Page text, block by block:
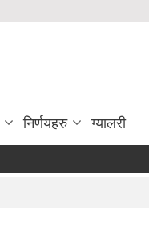
निर्णयहरु ग्यालरी